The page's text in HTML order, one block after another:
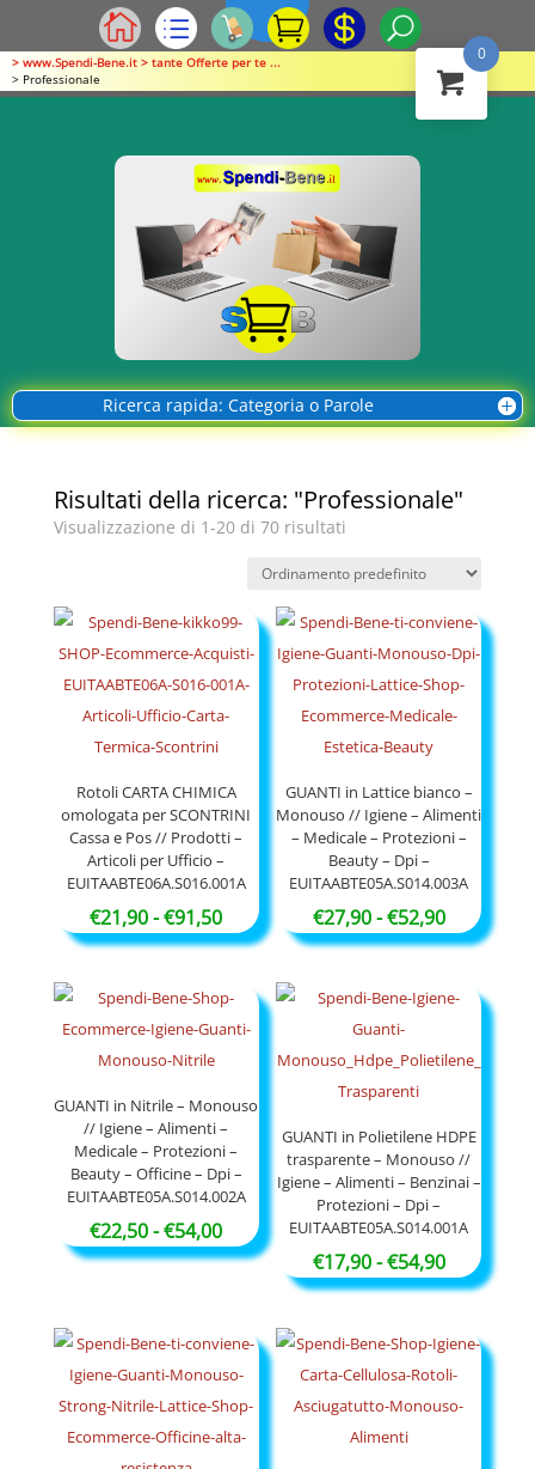
> www.Spendi-Bene.it > tante Offerte per te ...
> Professionale
Ricerca rapida: Categoria o Parole
Risultati della ricerca: "Professionale"
Visualizzazione di 1-20 di 70 risultati
Rotoli CARTA CHIMICA
omologata per SCONTRINI
Cassa e Pos // Prodotti –
Articoli per Ufficio –
EUITAABTE06A.S016.001A
€21,90-€91,50Fascia
di
prezzo:
da
€21,90
€91,50
GUANTI in Lattice bianco –
Monouso // Igiene – Alimenti
– Medicale – Protezioni –
Beauty – Dpi –
EUITAABTE05A.S014.003A
€27,90-€52,90Fascia
di
da
a
GUANTI in Nitrile – Monouso
// Igiene – Alimenti –
Medicale – Protezioni –
Beauty – Officine – Dpi –
EUITAABTE05A.S014.002A
€22,50-€54,00Fascia
di
€22,50
a
€54,00
GUANTI in Polietilene HDPE
trasparente – Monouso //
Igiene – Alimenti – Benzinai –
Protezioni – Dpi –
EUITAABTE05A.S014.001A
€17,90-€54,90Fascia
di
da
€17,90
a
0